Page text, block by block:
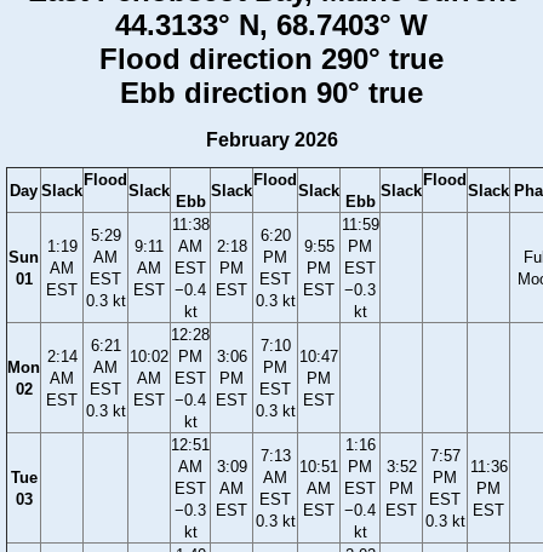
44.3133° N, 68.7403° W
Flood direction 290° true
Ebb direction 90° true
February 2026
Day Slack
Flood
Slack
Ebb
Slack
Flood
Slack
Ebb
Slack
Flood
Slack
Sun
01
1:19
AM
EST
5:29
AM
EST
0.3 kt
9:11
AM
EST
11:38
AM
EST
−0.4
kt
2:18
PM
EST
6:20
PM
EST
0.3 kt
9:55
PM
EST
11:59
PM
EST
−0.3
kt
Mon
02
2:14
AM
EST
6:21
AM
EST
0.3 kt
10:02
AM
EST
12:28
PM
EST
−0.4
kt
3:06
PM
EST
7:10
PM
EST
0.3 kt
10:47
PM
EST
Tue
03
12:51
AM
EST
−0.3
kt
3:09
AM
EST
7:13
AM
EST
0.3 kt
10:51
AM
EST
1:16
PM
EST
−0.4
kt
3:52
PM
EST
7:57
PM
EST
0.3 kt
11:36
PM
EST